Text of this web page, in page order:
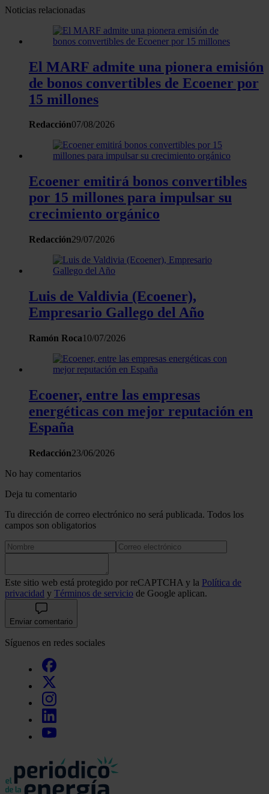
web, quienes pueden combinarla con otra información
partir del uso que haya hecho de sus servicios.
Noticias relacionadas
El MARF admite una pionera emisión
de bonos convertibles de Ecoener por
15 millones
Redacción07/08/2026
Ecoener emitirá bonos convertibles
por 15 millones para impulsar su
crecimiento orgánico
Redacción29/07/2026
Luis de Valdivia (Ecoener),
Empresario Gallego del Año
Ramón Roca10/07/2026
Ecoener, entre las empresas
energéticas con mejor reputación en
España
Redacción23/06/2026
No hay comentarios
Deja tu comentario
Tu dirección de correo electrónico no será publicada. Todos los
campos son obligatorios
Este sitio web está protegido por reCAPTCHA y la Política de
privacidad y Términos de servicio de Google aplican.
Enviar comentario
Síguenos en redes sociales